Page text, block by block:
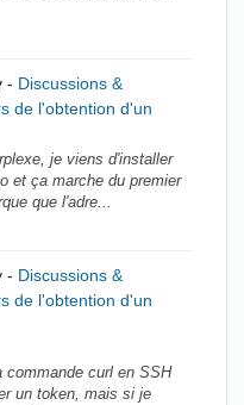
Discussions &
de l'obtention d'un
je viens d'installer
et ça marche du premier
que l'adre...
Discussions &
de l'obtention d'un
commande curl en SSH
un token, mais si je